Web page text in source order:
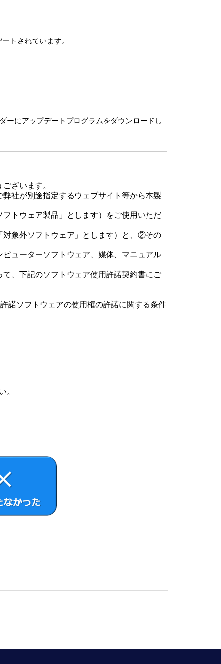
トされています。
ーにアップデートプログラムをダウンロードし
ざいます。
社が別途指定するウェブサイト等から本製
トウェア製品」とします）をご使用いただ
象外ソフトウェア」とします）と、②その
ューターソフトウェア、媒体、マニュアル
、下記のソフトウェア使用許諾契約書にご
諾ソフトウェアの使用権の許諾に関する条件
許諾ソフトウェアの著作権等の知的財産権
ア1部を使用する権利をいいます。
がインストールした、または本製品にプリ
諾ソフトウェアを削除のうえ、許諾ソフト
またはその派生物であり、かつ②本契約の
ドの形式で開示または頒布する義務、対象
た、これにはGNU General Public License
。